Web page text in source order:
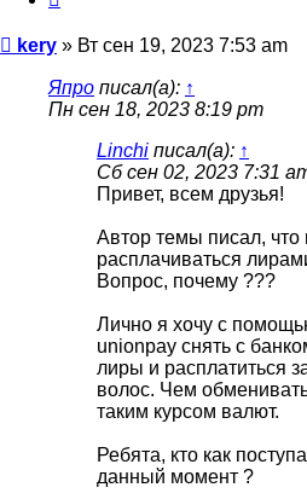
Сообщение
kery » Вт сен 19, 2023 7:53 am
Япро писал(а): ↑
Пн сен 18, 2023 8:19 pm
Linchi писал(а): ↑
Сб сен 02, 2023 7:31
Привет, всем друзья!
Автор темы писал, что
расплачиваться
Вопрос, почему ???
Лично я хочу с
unionpay снять с
лиры и расплатиться
волос. Чем
таким курсом валют.
Ребята, кто как
данный момент ?